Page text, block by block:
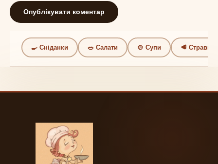
🍳 Сніданки 🥗 Салати 🍲 Супи 🥩 Страви